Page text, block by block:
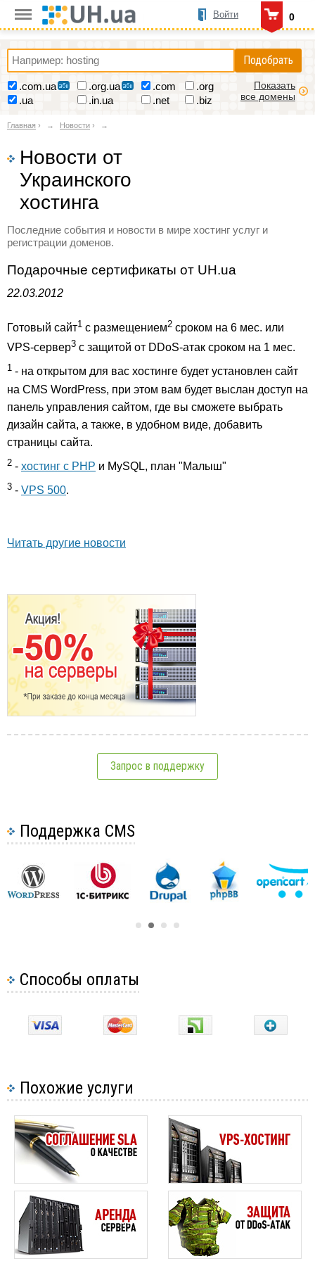
0
Войти
Подобрать
.com.ua .org.ua .com
.org
.ua
.in.ua .net .biz
Показать
все домены
Главная › Новости ›
Новости от
Украинского
хостинга
Последние события и новости в мире хостинг услуг и
регистрации доменов.
Подарочные сертификаты от UH.ua
22.03.2012
Готовый сайт1 с размещением2 сроком на 6 мес. или
VPS-сервер3 с защитой от DDoS-атак сроком на 1 мес.
1 - на открытом для вас хостинге будет установлен сайт
на CMS WordPress, при этом вам будет выслан доступ на
панель управления сайтом, где вы сможете выбрать
дизайн сайта, а также, в удобном виде, добавить
страницы сайта.
2 - хостинг с PHP и MySQL, план "Малыш"
3 - VPS 500.
Читать другие новости
Запрос в поддержку
Поддержка CMS
Способы оплаты
Похожие услуги